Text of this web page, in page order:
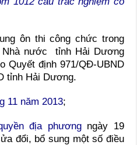
ôn thi công chức trong
Nhà nước tỉnh Hải Dương
Quyết định 971/QĐ-UBND
tỉnh Hải Dương.
11 năm 2013;
địa phươngngày 19
đổi, bổ sung một số điều